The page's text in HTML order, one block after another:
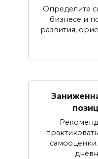
Определите
бизнесе и
развития,